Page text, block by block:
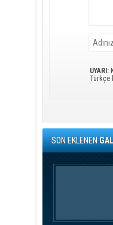
UYARI:
Türkçe
SON EKLENEN